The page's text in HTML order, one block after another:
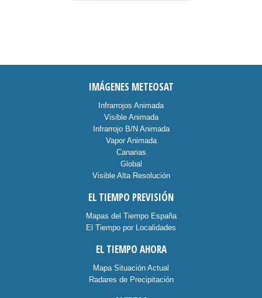
IMÁGENES METEOSAT
Infrarrojos Animada
Visible Animada
Infrarrojo B/N Animada
Vapor Animada
Canarias
Global
Visible Alta Resolución
EL TIEMPO PREVISIÓN
Mapas del Tiempo España
El Tiempo por Localidades
EL TIEMPO AHORA
Mapa Situación Actual
Radares de Precipitación